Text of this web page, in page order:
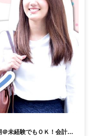
＠未経験でもＯＫ！会計業